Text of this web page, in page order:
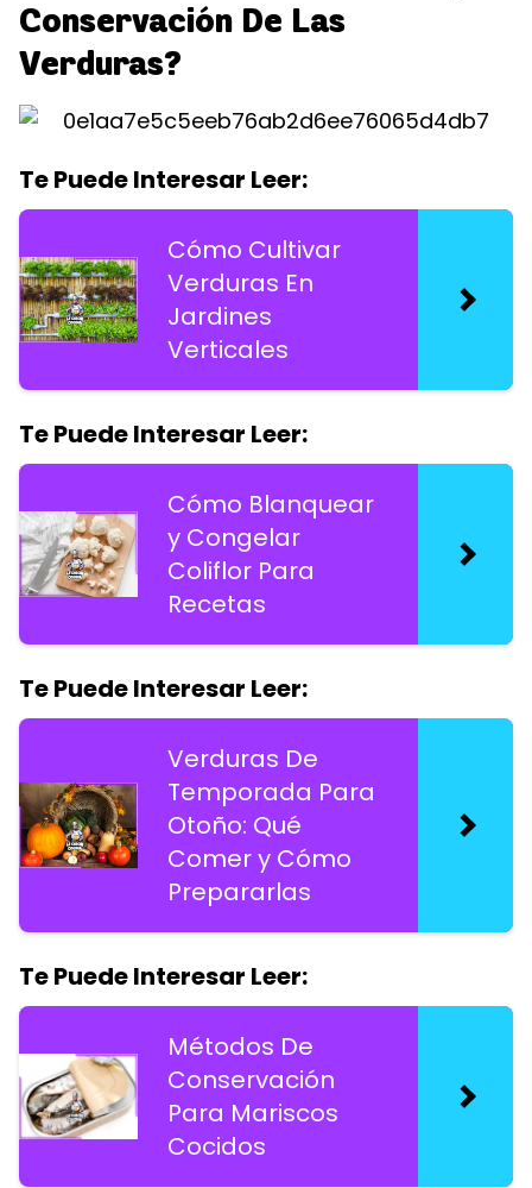
Conservación De Las
Verduras?
Te Puede Interesar Leer:
Cómo Cultivar
Verduras En
Jardines
Verticales
Te Puede Interesar Leer:
Cómo Blanquear
y Congelar
Coliflor Para
Recetas
Te Puede Interesar Leer:
Verduras De
Temporada Para
Otoño: Qué
Comer y Cómo
Prepararlas
Te Puede Interesar Leer:
Métodos De
Conservación
Para Mariscos
Cocidos